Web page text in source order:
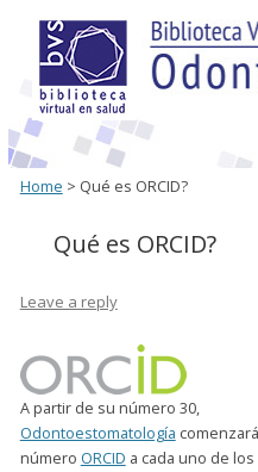
Home > Qué es ORCID?
Qué es ORCID?
Leave a reply
A partir de su número 30,
Odontoestomatología
número ORCID a cada uno de